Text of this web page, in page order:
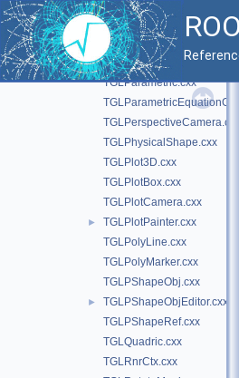
TGLOverlay.cxx
TGLOverlayButton.cxx
TGLPadPainter.cxx
► TGLPadUtils.cxx
TGLParametric.cxx
TGLPerspectiveCamera.cxx
TGLPhysicalShape.cxx
TGLPlot3D.cxx
TGLPlotBox.cxx
TGLPlotCamera.cxx
►
TGLPlotPainter.cxx
TGLPolyLine.cxx
TGLPolyMarker.cxx
TGLPShapeObj.cxx
►
TGLPShapeObjEditor.cxx
TGLPShapeRef.cxx
TGLQuadric.cxx
TGLRnrCtx.cxx